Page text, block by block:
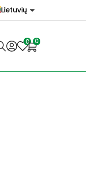
Lietuvių
Lietuvių
0 0